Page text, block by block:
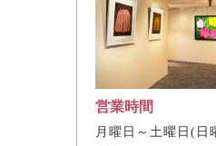
営業時間
月曜日～土曜日(日